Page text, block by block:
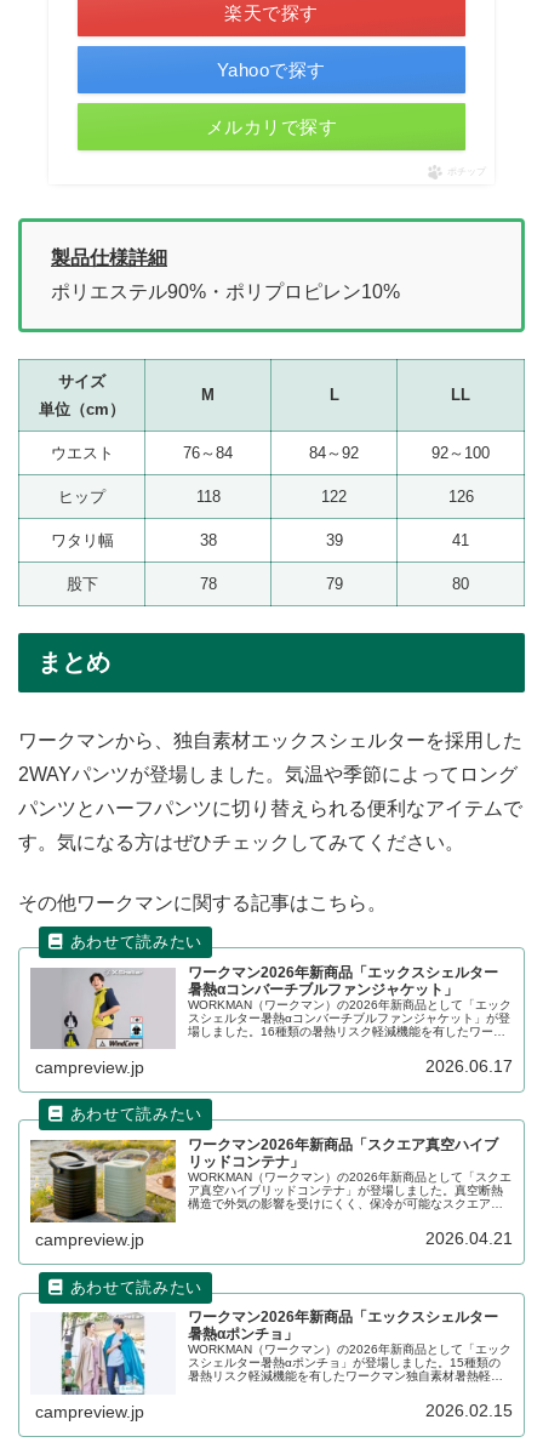
楽天で探す
Yahooで探す
メルカリで探す
ポチップ
製品仕様詳細
ポリエステル90%・ポリプロピレン10%
サイズ
単位（cm）
M L LL
ウエスト 76～84 84～92 92～100
ヒップ 118 122 126
ワタリ幅 38 39 41
股下 78 79 80
まとめ
ワークマンから、独自素材エックスシェルターを採用した
2WAYパンツが登場しました。気温や季節によってロング
パンツとハーフパンツに切り替えられる便利なアイテムで
す。気になる方はぜひチェックしてみてください。
その他ワークマンに関する記事はこちら。
ワークマン2026年新商品「エックスシェルター
暑熱αコンバーチブルファンジャケット」
WORKMAN（ワークマン）の2026年新商品として「エック
スシェルター暑熱αコンバーチブルファンジャケット」が登
場しました。16種類の暑熱リスク軽減機能を有したワーク
アで、風がパンツのメッシュを抜けて涼しく快適になりま
campreview.jp 2026.06.17
ワークマン2026年新商品「スクエア真空ハイブ
リッドコンテナ」
WORKMAN（ワークマン）の2026年新商品として「スクエ
ア真空ハイブリッドコンテナ」が登場しました。真空断熱
構造で外気の影響を受けにくく、保冷が可能なスクエア形
す。容量600mlのペットボトルも収納できるようになりま
campreview.jp 2026.04.21
ワークマン2026年新商品「エックスシェルター
暑熱αポンチョ」
WORKMAN（ワークマン）の2026年新商品として「エック
スシェルター暑熱αポンチョ」が登場しました。15種類の
暑熱リスク軽減機能を有したワークマン独自素材暑熱軽減
地の温度を下げ、湿潤時の持続的な冷感を実現します。詳
campreview.jp 2026.02.15